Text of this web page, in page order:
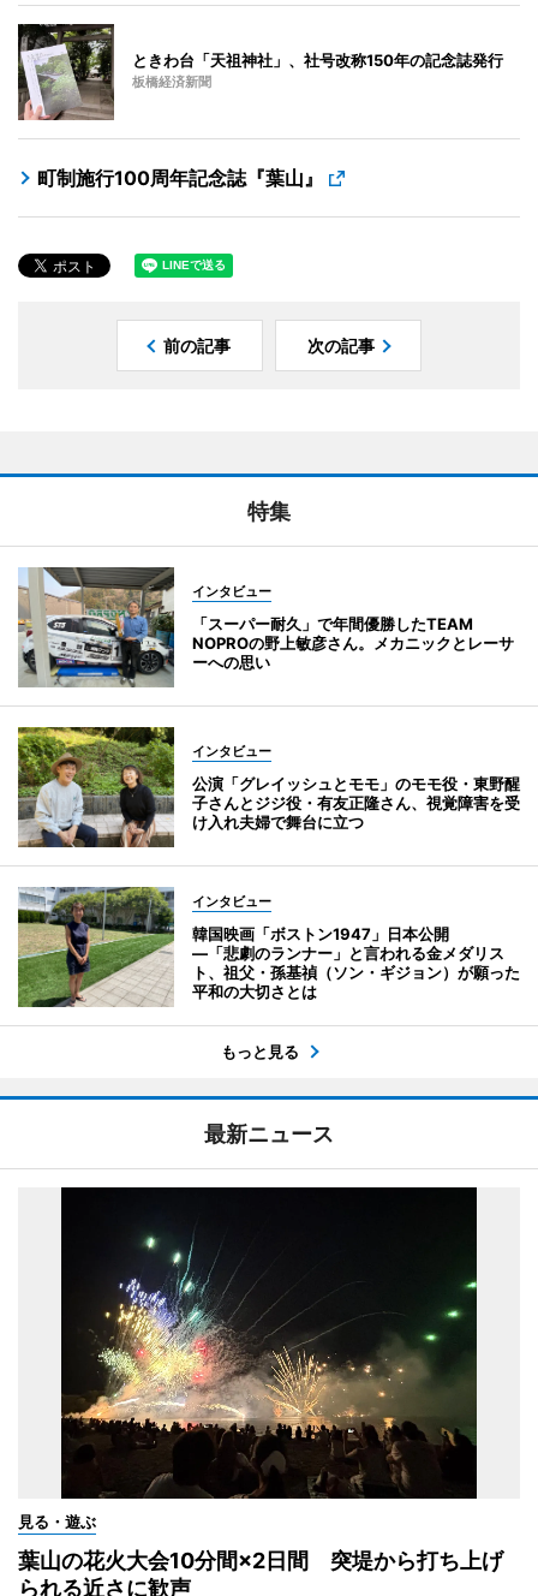
ときわ台「天祖神社」、社号改称150年の記念誌発行
板橋経済新聞
町制施行100周年記念誌『葉山』
前の記事 次の記事
特集
インタビュー
「スーパー耐久」で年間優勝したTEAM
NOPROの野上敏彦さん。メカニックとレーサ
ーへの思い
インタビュー
公演「グレイッシュとモモ」のモモ役・東野醒
子さんとジジ役・有友正隆さん、視覚障害を受
け入れ夫婦で舞台に立つ
インタビュー
韓国映画「ボストン1947」日本公開
―「悲劇のランナー」と言われる金メダリス
ト、祖父・孫基禎（ソン・ギジョン）が願った
平和の大切さとは
もっと見る
最新ニュース
見る・遊ぶ
葉山の花火大会10分間×2日間 突堤から打ち上げ
られる近さに歓声